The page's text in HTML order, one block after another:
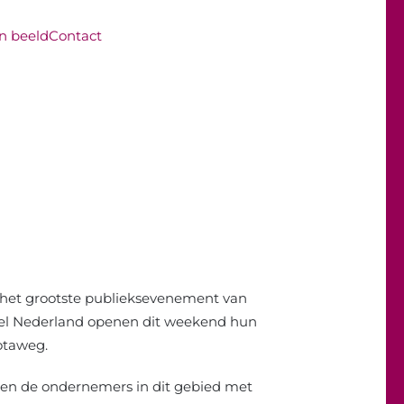
beeldContact
grootste publieksevenement van
Nederland openen dit weekend hun
de ondernemers in dit gebied met